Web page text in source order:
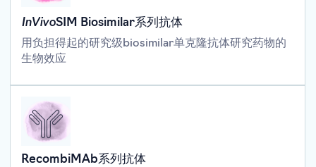
InVivoSIM Biosimilar系列抗体
用负担得起的研究级biosimilar单克隆抗体研究药物的
生物效应
RecombiMAb系列抗体